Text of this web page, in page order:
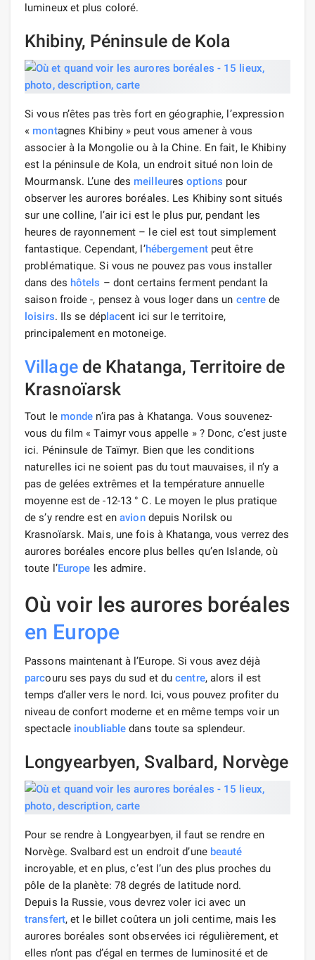
lumineux et plus coloré.
Khibiny, Péninsule de Kola
Si vous n’êtes pas très fort en géographie, l’expression
« montagnes Khibiny » peut vous amener à vous
associer à la Mongolie ou à la Chine. En fait, le Khibiny
est la péninsule de Kola, un endroit situé non loin de
Mourmansk. L’une des meilleuresoptions pour
observer les aurores boréales. Les Khibiny sont situés
sur une colline, l’air ici est le plus pur, pendant les
heures de rayonnement – le ciel est tout simplement
fantastique. Cependant, l’hébergementpeut être
problématique. Si vous ne pouvez pas vous installer
dans des hôtels – dont certains ferment pendant la
saison froide -, pensez à vous loger dans un centre de
loisirs. Ils se déplacent ici sur le territoire,
principalement en motoneige.
Villagede Khatanga, Territoire de
Krasnoïarsk
Tout le monde n’ira pas à Khatanga. Vous souvenez-
vous du film « Taimyr vous appelle » ? Donc, c’est juste
ici. Péninsule de Taïmyr. Bien que les conditions
naturelles ici ne soient pas du tout mauvaises, il n’y a
pas de gelées extrêmes et la température annuelle
moyenne est de -12-13 ° C. Le moyen le plus pratique
de s’y rendre est enaviondepuis Norilsk ou
Krasnoïarsk. Mais, une fois à Khatanga, vous verrez des
aurores boréales encore plus belles qu’en Islande, où
toute l’Europe les admire.
Où voir les aurores boréales
en Europe
Passons maintenant à l’Europe. Si vous avez déjà
parcouru ses pays du sud et ducentre, alors il est
temps d’aller vers le nord. Ici, vous pouvez profiter du
niveau de confort moderne et en même temps voir un
spectacle inoubliable dans toute sa splendeur.
Longyearbyen, Svalbard, Norvège
Pour se rendre à Longyearbyen, il faut se rendre en
Norvège. Svalbard est un endroit d’une beauté
incroyable, et en plus, c’est l’un des plus proches du
pôle de la planète: 78 degrés de latitude nord.
Depuis la Russie, vous devrez voler ici avec un
transfert, et le billet coûtera un joli centime, mais les
aurores boréales sont observées ici régulièrement, et
elles n’ont pas d’égal en termes de luminosité et de